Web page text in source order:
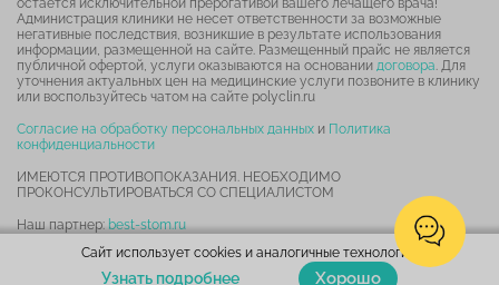
остается исключительной прерогативой вашего лечащего врача!
Администрация клиники не несет ответственности за возможные
негативные последствия, возникшие в результате использования
информации, размещенной на сайте. Размещенный прайс не является
публичной офертой, услуги оказываются на основании договора. Для
уточнения актуальных цен на медицинские услуги позвоните в клинику
или воспользуйтесь чатом на сайте polyclin.ru
Согласие на обработку персональных данных и Политика
конфиденциальности
ИМЕЮТСЯ ПРОТИВОПОКАЗАНИЯ. НЕОБХОДИМО
ПРОКОНСУЛЬТИРОВАТЬСЯ СО СПЕЦИАЛИСТОМ
Наш партнер: best-stom.ru
Карта сайтаСайт использует cookies и аналогичные технологии.
Узнать подробнее Хорошо